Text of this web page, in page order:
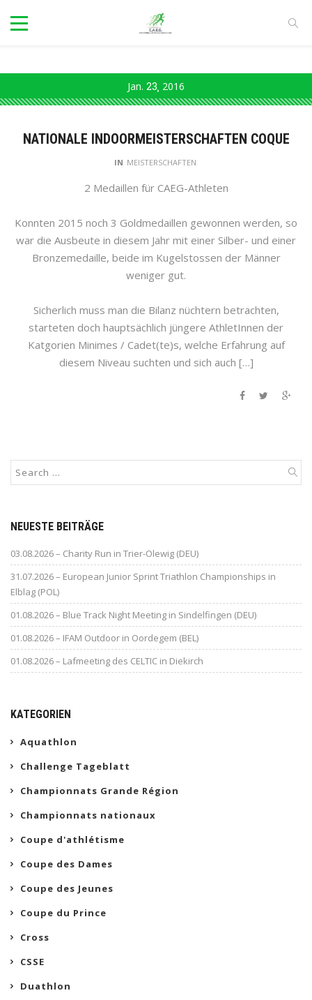
Jan. 23 2016
NATIONALE INDOORMEISTERSCHAFTEN COQUE
IN MEISTERSCHAFTEN
2 Medaillen für CAEG-Athleten
Konnten 2015 noch 3 Goldmedaillen gewonnen werden, so
war die Ausbeute in diesem Jahr mit einer Silber- und einer
Bronzemedaille, beide im Kugelstossen der Männer
weniger gut.
Sicherlich muss man die Bilanz nüchtern betrachten,
starteten doch hauptsächlich jüngere AthletInnen der
Katgorien Minimes / Cadet(te)s, welche Erfahrung auf
diesem Niveau suchten und sich auch […]
NEUESTE BEITRÄGE
03.08.2026 – Charity Run in Trier-Olewig (DEU)
31.07.2026 – European Junior Sprint Triathlon Championships in
Elblag (POL)
01.08.2026 – Blue Track Night Meeting in Sindelfingen (DEU)
01.08.2026 – IFAM Outdoor in Oordegem (BEL)
01.08.2026 – Lafmeeting des CELTIC in Diekirch
KATEGORIEN
Aquathlon
Challenge Tageblatt
Championnats Grande Région
Championnats nationaux
Coupe d'athlétisme
Coupe des Dames
Coupe des Jeunes
Coupe du Prince
Cross
CSSE
Duathlon